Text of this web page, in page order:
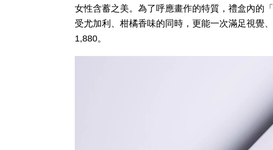
女性含蓄之美。為了呼應畫作的特質，禮盒內的
受尤加利、柑橘香味的同時，更能一次滿足視覺
1,880。